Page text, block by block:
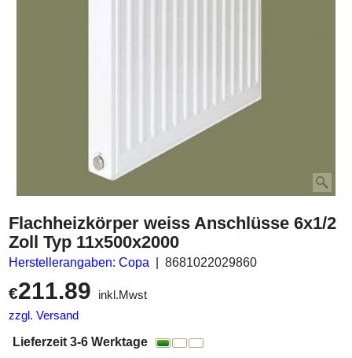
Flachheizkörper weiss Anschlüsse 6x1/2
Zoll Typ 11x500x2000
Herstellerangaben: Copa 8681022029860
€211.89
inkl.Mwst
zzgl. Versand
Lieferzeit 3-6 Werktage